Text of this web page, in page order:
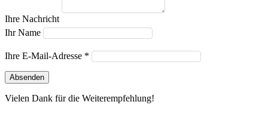
Ihre Nachricht
Ihr Name
Ihre E-Mail-Adresse *
Absenden
Vielen Dank für die Weiterempfehlung!